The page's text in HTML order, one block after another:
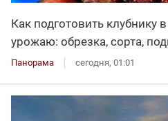
Как подготовить клубнику
урожаю: обрезка, сорта,
Панорама сегодня, 01:01